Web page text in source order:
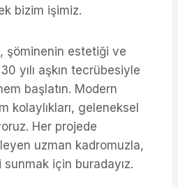
bizim işimiz.
şöminenin estetiği ve
yılı aşkın tecrübesiyle
başlatın. Modern
kolaylıkları, geleneksel
Her projede
uzman kadromuzla,
için buradayız.